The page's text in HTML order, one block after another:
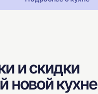
и скидки
новой кухне